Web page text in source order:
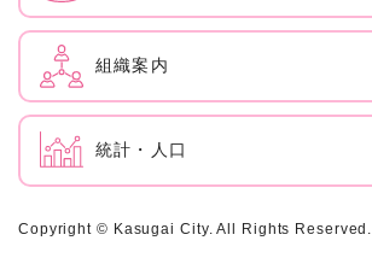
組織案内
統計・人口
Copyright © Kasugai City. All Rights Reserved.